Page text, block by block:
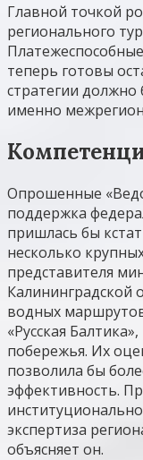
Главной точкой
регионального
теперь готовы
стратегии
именно
Опрошенные
поддержка
пришлась бы
несколько
представителя
Калининградской
водных
«Русская
побережья. Их
позволила бы
эффективность.
экспертиза
объясняет он.